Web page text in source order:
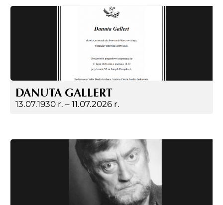
DANUTA GALLERT
13.07.1930 r. – 11.07.2026 r.